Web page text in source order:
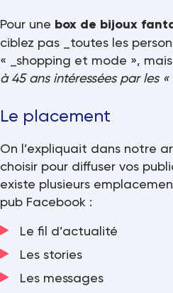
Pour une box de bijoux
ciblez pas _toutes les
« _shopping et mode »,
à 45 ans intéressées par les
Le placement
On l’expliquait dans notre
choisir pour diffuser vos
existe plusieurs
pub Facebook :
Le fil d’actualité
Les stories
Les messages